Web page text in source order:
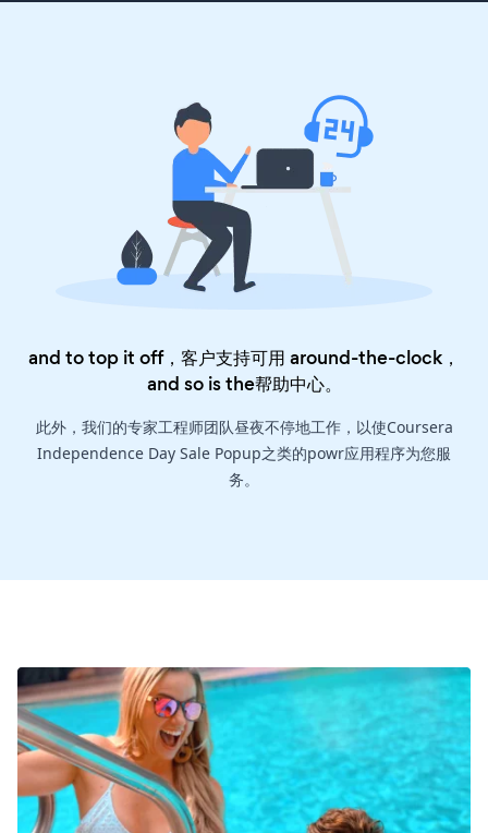
and to top it off，客户支持可用 around-the-clock，
and so is the帮助中心。
此外，我们的专家工程师团队昼夜不停地工作，以使Coursera
Independence Day Sale Popup之类的powr应用程序为您服
务。